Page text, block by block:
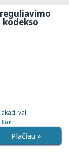
akad. val.
Eur
Plačiau »